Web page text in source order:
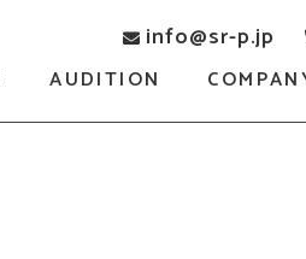
info@sr-p.jp
AUDITION